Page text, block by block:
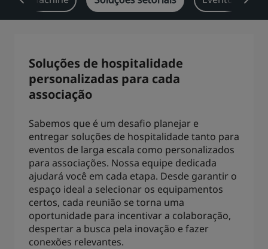
Park Plaza Park Inn by Radisson
Prize by Radisson Country Inn & Suites
Marcas afiliadas na China
Jin Jiang
Kunlun Golden Tulip
Acesse nosso blog
Soluções de hospitalidade
personalizadas para cada
associação
Sabemos que é um desafio planejar e
entregar soluções de hospitalidade tanto para
eventos de larga escala como personalizados
para associações. Nossa equipe dedicada
ajudará você em cada etapa. Desde garantir o
espaço ideal a selecionar os equipamentos
certos, cada reunião se torna uma
oportunidade para incentivar a colaboração,
despertar a busca pela inovação e fazer
conexões relevantes.